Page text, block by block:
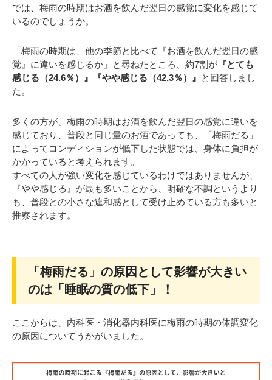
では、梅雨の時期はお酒を飲んだ翌日の感覚に変化を感じて
いるのでしょうか。
「梅雨の時期は、他の季節と比べて『お酒を飲んだ翌日の感
覚』に違いを感じるか」と尋ねたところ、約7割が 『とても
感じる（24.6％）』『やや感じる（42.3％）』 と回答しまし
た。
多くの方が、梅雨の時期はお酒を飲んだ翌日の感覚に違いを
感じており、普段と同じ量のお酒であっても、「梅雨だる」
によってコンディションが低下した状態では、身体に負担が
かかっていると考えられます。
すべての人が強い変化を感じているわけではありませんが、
『やや感じる』が最も多いことから、明確な不調というより
も、普段との小さな違和感として受け止めている方も多いと
推察されます。
「梅雨だる」の原因として影響が大きい
のは「睡眠の質の低下」！
ここからは、内科医・消化器内科医に梅雨の時期の体調変化
の原因についてうかがいました。